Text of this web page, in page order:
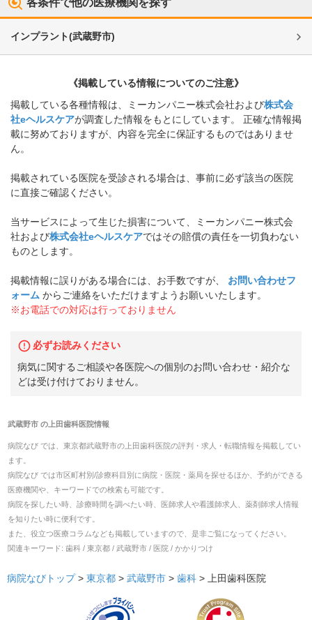
インプラント(武蔵野市)
《掲載している情報についてのご注意》
掲載している各種情報は、ミーカンパニー株式会社および株式会
社eヘルスケアが調査した情報をもとにしています。 正確な情報掲
載に努めておりますが、内容を完全に保証するものではありませ
ん。
掲載されている医院を受診される場合は、事前に必ず該当の医院
に直接ご確認ください。
当サービスによって生じた損害について、ミーカンパニー株式会
社および株式会社eヘルスケアではその賠償の責任を一切負わない
ものとします。
掲載情報に誤りがある場合には、お手数ですが、
お問い合わせフ
ォーム からご連絡をいただけますようお願いいたします。
※お電話での対応は行っておりません
必ずお読みください
病気に関するご相談や各医院への個別のお問い合わせ・紹介な
どは受け付けておりません。
武蔵野市の上田歯科医院情報
病院なび では、 東京都武蔵野市の上田歯科医院の評判・求人・転職情報を掲載してい
ます。
病院なび では市区町村別/診療科目別に病院・医院・薬局を探せるほか、予約ができる
医療機関や、キーワードでの検索も可能です。
病院を探したい時、診療時間を調べたい時、医師求人や看護師求人、薬剤師求人情報
を知りたい時に便利です。
また、役立つ医療コラムなども掲載していますので、是非ご覧になってください。
関連キーワード: 歯科 / 東京都 / 武蔵野市 / 医院 / かかりつけ
病院なびトップ > 東京都 > 武蔵野市 > 歯科 > 上田歯科医院